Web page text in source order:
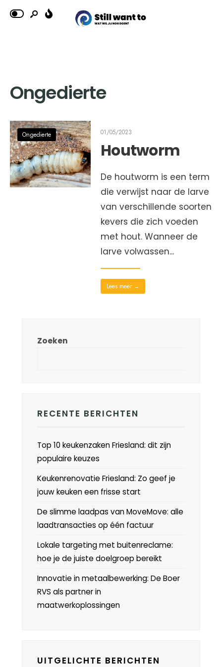
Ongedierte
Ongedierte 01/05/2023
Houtworm
De houtworm is een term
die verwijst naar de larve
van verschillende soorten
kevers die zich voeden
met hout. Wanneer de
larve volwassen...
Lees meer →
Zoeken
RECENTE BERICHTEN
Top 10 keukenzaken Friesland: dit zijn
populaire keuzes
Keukenrenovatie Friesland: Zo geef je
jouw keuken een frisse start
De slimme laadpas van MoveMove: alle
laadtransacties op één factuur
Lokale targeting met buitenreclame:
hoe je de juiste doelgroep bereikt
Innovatie in metaalbewerking: De Boer
RVS als partner in
maatwerkoplossingen
UITGELICHTE BERICHTEN